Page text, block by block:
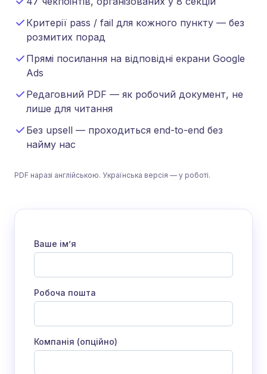
Критерії pass / fail для кожного пункту — без
розмитих порад
Прямі посилання на відповідні екрани Google
Ads
Редаговний PDF — як робочий документ, не
лише для читання
Без upsell — проходиться end-to-end без
найму нас
PDF наразі англійською. Українська версія — у роботі.
Ваше імʼя
Робоча пошта
Компанія (опційно)